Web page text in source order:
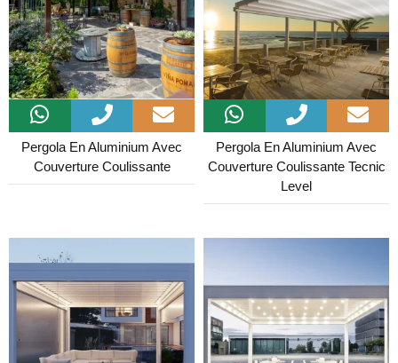
Pergola En Aluminium Avec
Couverture Coulissante
Pergola En Aluminium Avec
Couverture Coulissante Tecnic
Level